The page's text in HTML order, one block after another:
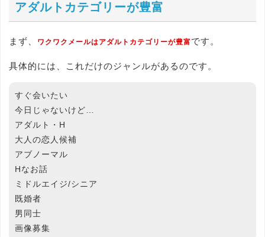
アダルトカテゴリーが豊富
まず、 ワクワクメールはアダルトカテゴリーが豊富 です。
具体的には、これだけのジャンルがあるのです。
すぐ会いたい
今日じゃないけど…
アダルト・H
大人の恋人候補
アブノーマル
Hなお話
ミドルエイジ/シニア
既婚者
男同士
画像募集